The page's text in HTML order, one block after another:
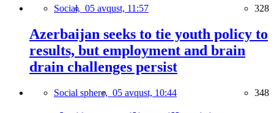
Social, 05 avqust, 11:57 328
Azerbaijan seeks to tie youth policy to
results, but employment and brain
drain challenges persist
Social sphere, 05 avqust, 10:44 348